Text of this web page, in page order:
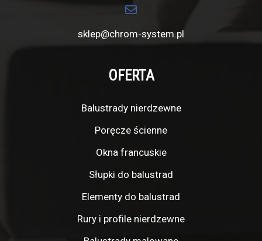
sklep@chrom-system.pl
OFERTA
Balustrady nierdzewne
Poręcze ścienne
Okna francuskie
Słupki do balustrad
Elementy do balustrad
Rury i profile nierdzewne